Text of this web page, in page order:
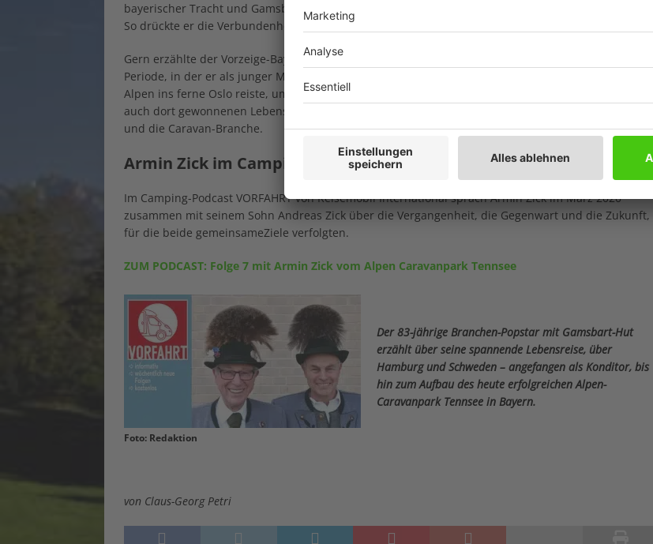
bayerischer Tracht und Gamsbart am Hut besuchte Armin Zick Caravanmessen in ganz Deutschland.
So drückte er die Verbundenheit zu seiner Heimat aus, stets ein strahlendes Lachen im Gesicht.
Gern erzählte der Vorzeige-Bayer aus seinem bewegten Leben. Herausragend war dabei stets die
Periode, in der er als junger Mann mit dem Motorroller aus dem Werdenfelser Land am Fuß der
Alpen ins ferne Oslo reiste, um in Norwegen seinem Beruf als Konditor nachzugehen. Mit seiner
auch dort gewonnenen Lebenserfahrung prägte Armin Zick später den
und die Caravan-Branche.
Armin Zick im Camping-Podcast Vorfahrt
Im Camping-Podcast VORFAHRT von Reisemobil International sprach Armin Zick im März 2020
zusammen mit seinem Sohn Andreas Zick über die Vergangenheit, die Gegenwart und die Zukunft,
für die beide gemeinsameZiele verfolgten.
ZUM PODCAST: Folge 7 mit Armin Zick vom Alpen Caravanpark Tennsee
Foto: Redaktion
Der 83-jährige Branchen-Popstar mit Gamsbart-Hut
erzählt über seine spannende Lebensreise, über
Hamburg und Schweden – angefangen als Konditor, bis
hin zum Aufbau des heute erfolgreichen Alpen-
Caravanpark Tennsee in Bayern.
von Claus-Georg Petri